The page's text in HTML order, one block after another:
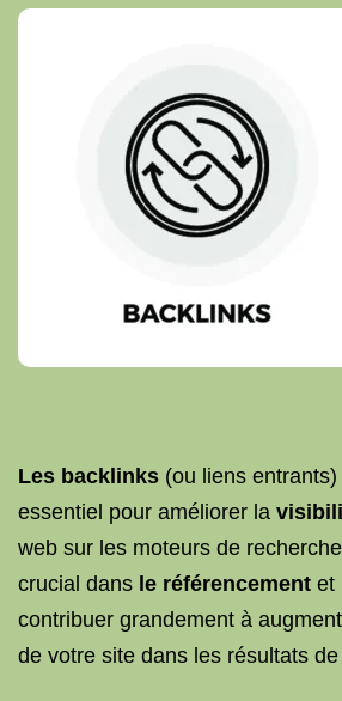
Les backlinks (ou liens
essentiel pour améliorer la
web sur les moteurs de
crucial dans le référencement et
contribuer grandement à
de votre site dans les résultats